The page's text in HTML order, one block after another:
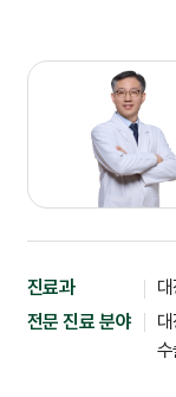
진료과
전문 진료 분야